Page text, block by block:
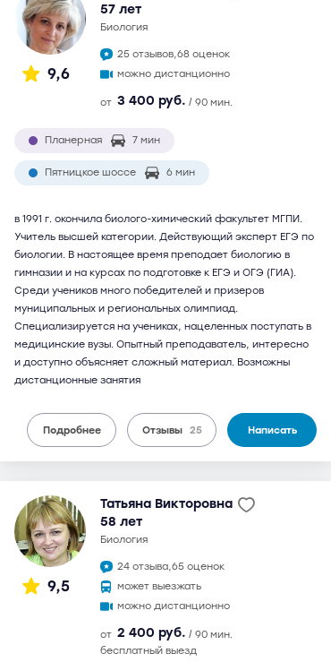
9,6
57 лет
биология
25 отзывов,68 оценок
можно дистанционно
от 3 400 руб. / 90 мин.
Планерная 7 мин
Пятницкое шоссе 6 мин
в 1991 г. окончила биолого-химический факультет МГПИ.
Учитель высшей категории. Действующий эксперт ЕГЭ по
биологии. В настоящее время преподает биологию в
гимназии и на курсах по подготовке к ЕГЭ и ОГЭ (ГИА).
Среди учеников много победителей и призеров
муниципальных и региональных олимпиад.
Специализируется на учениках, нацеленных поступать в
медицинские вузы. Опытный преподаватель, интересно
и доступно объясняет сложный материал. Возможны
дистанционные занятия
Подробнее Отзывы 25 Написать
9,5
Татьяна Викторовна
58 лет
биология
24 отзыва,65 оценок
может выезжать
можно дистанционно
от 2 400 руб. / 90 мин.
бесплатный выезд